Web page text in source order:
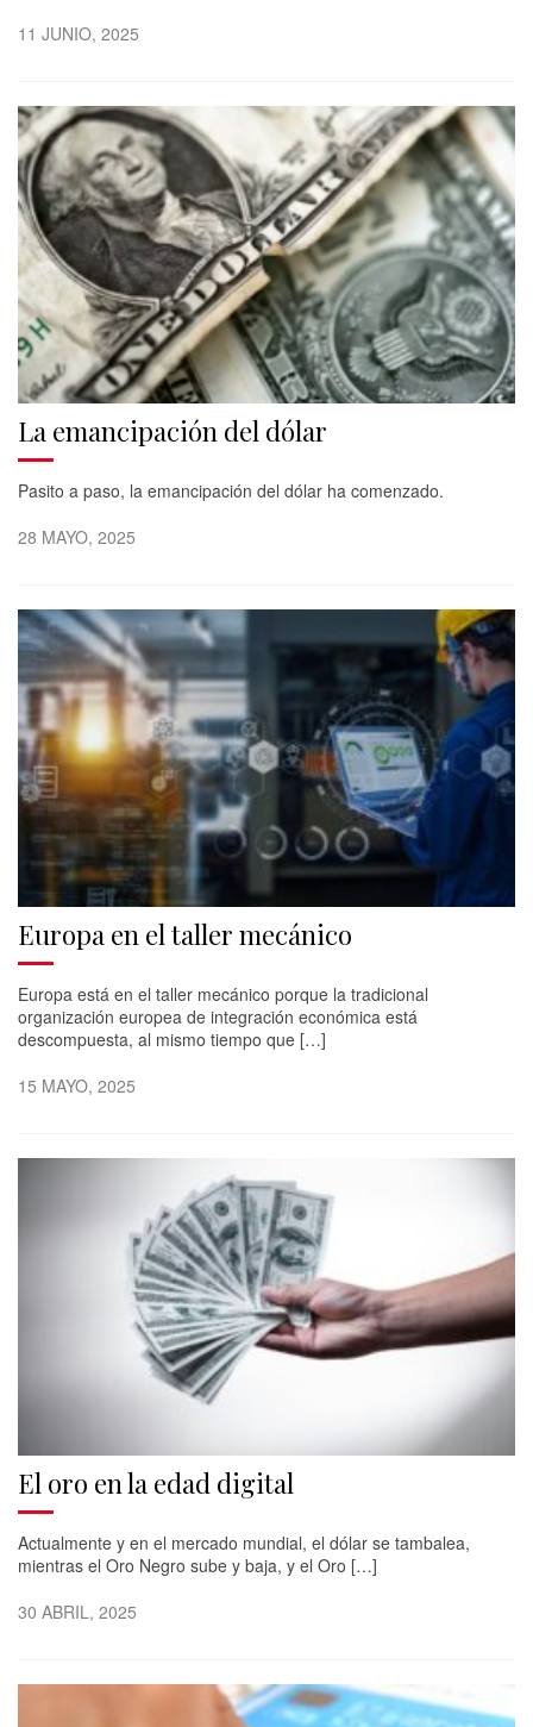
11 JUNIO, 2025
La emancipación del dólar
Pasito a paso, la emancipación del dólar ha comenzado.
28 MAYO, 2025
Europa en el taller mecánico
Europa está en el taller mecánico porque la tradicional
organización europea de integración económica está
descompuesta, al mismo tiempo que […]
15 MAYO, 2025
El oro en la edad digital
Actualmente y en el mercado mundial, el dólar se tambalea,
mientras el Oro Negro sube y baja, y el Oro […]
30 ABRIL, 2025